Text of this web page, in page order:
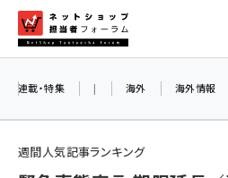
ン
ネットショッ
連載・特集 | 海外 海外情報
週間人気記事ランキング